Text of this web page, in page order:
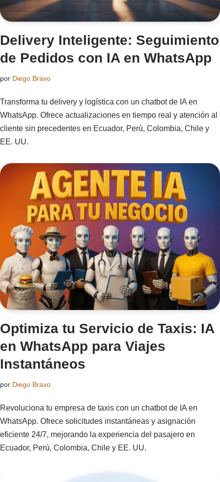
Delivery Inteligente: Seguimiento
de Pedidos con IA en WhatsApp
por Diego Bravo
Transforma tu delivery y logística con un chatbot de IA en
WhatsApp. Ofrece actualizaciones en tiempo real y atención al
cliente sin precedentes en Ecuador, Perú, Colombia, Chile y
EE. UU.
Optimiza tu Servicio de Taxis: IA
en WhatsApp para Viajes
Instantáneos
por Diego Bravo
Revoluciona tu empresa de taxis con un chatbot de IA en
WhatsApp. Ofrece solicitudes instantáneas y asignación
eficiente 24/7, mejorando la experiencia del pasajero en
Ecuador, Perú, Colombia, Chile y EE. UU.